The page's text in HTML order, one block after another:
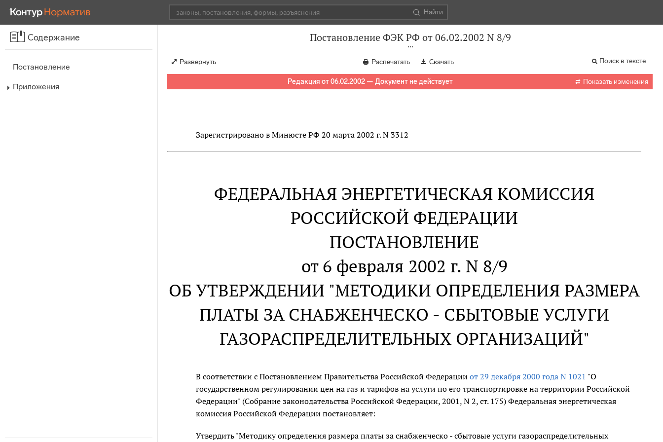
Найти
Содержание
Постановление
Приложения
Постановление ФЭК РФ от 06.02.2002 N 8/9
Развернуть Распечатать Скачать Поиск в тексте
Редакция от 06.02.2002 — Документ не действует  Показать изменения
Зарегистрировано в Минюсте РФ 20 марта 2002 г. N 3312
ФЕДЕРАЛЬНАЯ ЭНЕРГЕТИЧЕСКАЯ КОМИССИЯ
РОССИЙСКОЙ ФЕДЕРАЦИИ
ПОСТАНОВЛЕНИЕ
от 6 февраля 2002 г. N 8/9
ОБ УТВЕРЖДЕНИИ "МЕТОДИКИ ОПРЕДЕЛЕНИЯ РАЗМЕРА
ПЛАТЫ ЗА СНАБЖЕНЧЕСКО - СБЫТОВЫЕ УСЛУГИ
ГАЗОРАСПРЕДЕЛИТЕЛЬНЫХ ОРГАНИЗАЦИЙ"
В соответствии с Постановлением Правительства Российской Федерации от 29 декабря 2000 года N 1021 "О
государственном регулировании цен на газ и тарифов на услуги по его транспортировке на территории Российской
Федерации" (Собрание законодательства Российской Федерации, 2001, N 2, ст. 175) Федеральная энергетическая
комиссия Российской Федерации постановляет:
Утвердить "Методику определения размера платы за снабженческо - сбытовые услуги газораспределительных